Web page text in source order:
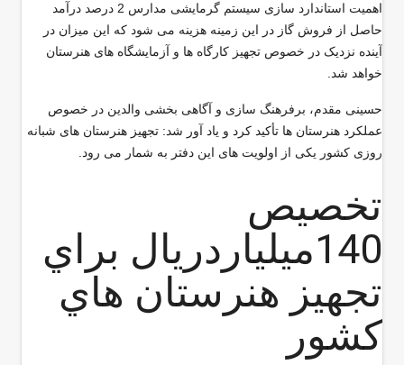
اهمیت استاندارد سازی سیستم گرمایشی مدارس 2 درصد درآمد
حاصل از فروش گاز در این زمینه هزینه می شود که این میزان در
آینده نزدیک در خصوص تجهیز کارگاه ها و آزمایشگاه های هنرستان
خواهد شد.
حسینی مقدم، برفرهنگ سازی و آگاهی بخشی والدین در خصوص
عملکرد هنرستان ها تأکید کرد و یاد آور شد: تجهیز هنرستان های شبانه
روزی کشور یکی از اولویت های این دفتر به شمار می رود.
تخصیص
140ميلياردريال براي
تجهيز هنرستان هاي
كشور